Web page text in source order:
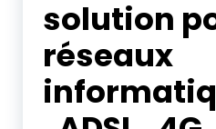
solution
réseaux